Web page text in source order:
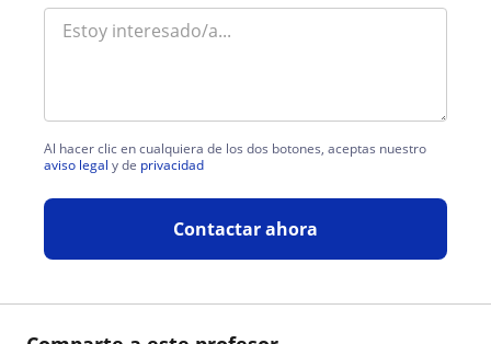
Al hacer clic en cualquiera de los dos botones, aceptas nuestro
aviso legal y de privacidad
Contactar ahora